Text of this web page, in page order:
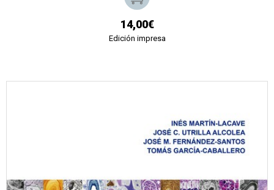
14,00€
Edición impresa